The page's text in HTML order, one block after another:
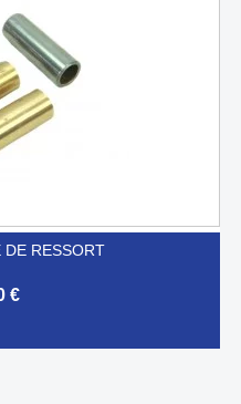
DE RESSORT
€